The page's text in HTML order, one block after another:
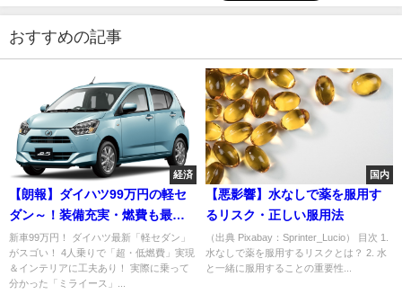
おすすめの記事
経済
【朗報】ダイハツ99万円の軽セ
ダン～！装備充実・燃費も最強
やろがい！
新車99万円！ ダイハツ最新「軽セダン」
がスゴい！ 4人乗りで「超・低燃費」実現
＆インテリアに工夫あり！ 実際に乗って
分かった「ミライース」...
国内
【悪影響】水なしで薬を服用す
るリスク・正しい服用法
（出典 Pixabay：Sprinter_Lucio） 目次 1.
水なしで薬を服用するリスクとは？ 2. 水
と一緒に服用することの重要性...